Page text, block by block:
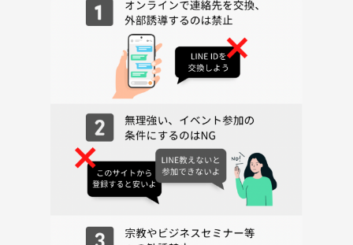
手が迷惑と感じる行為は禁止しており即出入り禁止となります。そのよ
うな行為が見られた場合、運営までご相談ください。
＊他イベントにて出入り禁止になったことがある方は、当会でも出入り
＊何らかの理由で運営に支障をきたすと注意された方はご参加できませ
＊ゴミはお持ち帰りをお願いしております。
＊店内のカード、ボードゲームなどの備品には傷をつけたり、汚したり
しないように気を付けてください。
＊アルコール含め、飲食物の持ち込みは自由ですが、店内のカード、ボ
ードゲーム等備品が汚れる可能性のある飲食物は、プレイ卓とは別卓で
管理、飲食をし、プレイに戻る時は手を綺麗にしてからお戻りくださ